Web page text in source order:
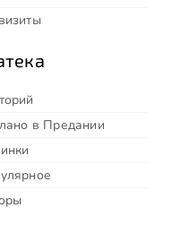
в Предании